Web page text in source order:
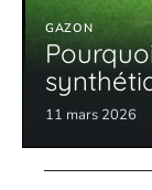
GAZON
11 mars 2026